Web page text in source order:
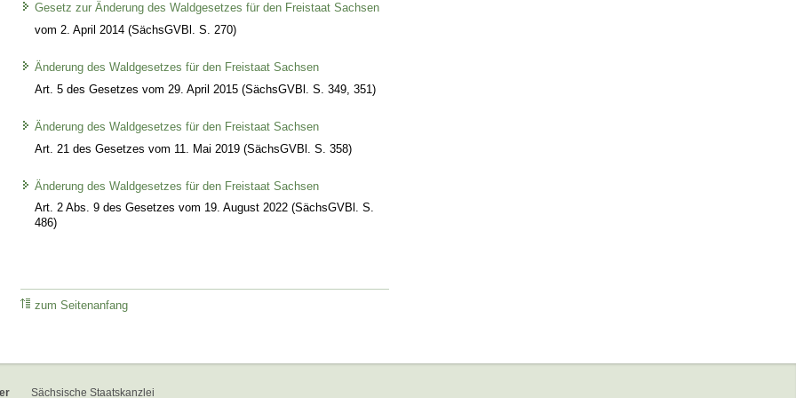
Gesetz zur Änderung des Waldgesetzes für den Freistaat Sachsen
vom 2. April 2014 (SächsGVBl. S. 270)
Änderung des Waldgesetzes für den Freistaat Sachsen
Art. 5 des Gesetzes vom 29. April 2015 (SächsGVBl. S. 349, 351)
Änderung des Waldgesetzes für den Freistaat Sachsen
Art. 21 des Gesetzes vom 11. Mai 2019 (SächsGVBl. S. 358)
Änderung des Waldgesetzes für den Freistaat Sachsen
Art. 2 Abs. 9 des Gesetzes vom 19. August 2022 (SächsGVBl. S.
486)
zum Seitenanfang
Sächsische Staatskanzlei